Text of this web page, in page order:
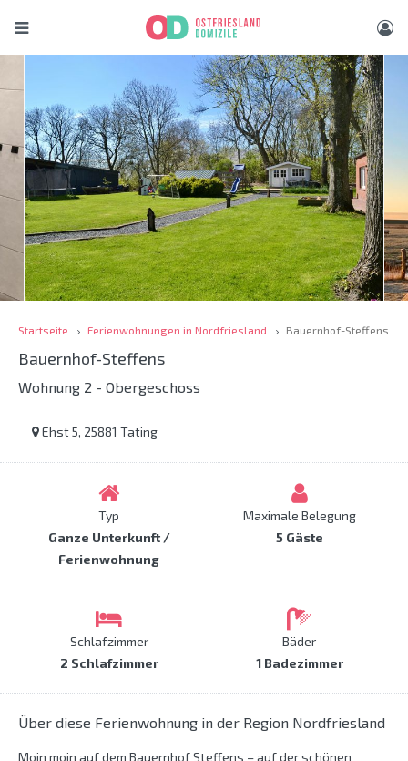
Startseite Ferienwohnungen in Nordfriesland Bauernhof-Steffens
Bauernhof-Steffens
Wohnung 2 - Obergeschoss
Ehst 5, 25881 Tating
Typ
Ganze Unterkunft /
Ferienwohnung
Maximale Belegung
5 Gäste
Schlafzimmer
2 Schlafzimmer
Bäder
1 Badezimmer
Über diese Ferienwohnung in der Region Nordfriesland
Moin moin auf dem Bauernhof Steffens – auf der schönen